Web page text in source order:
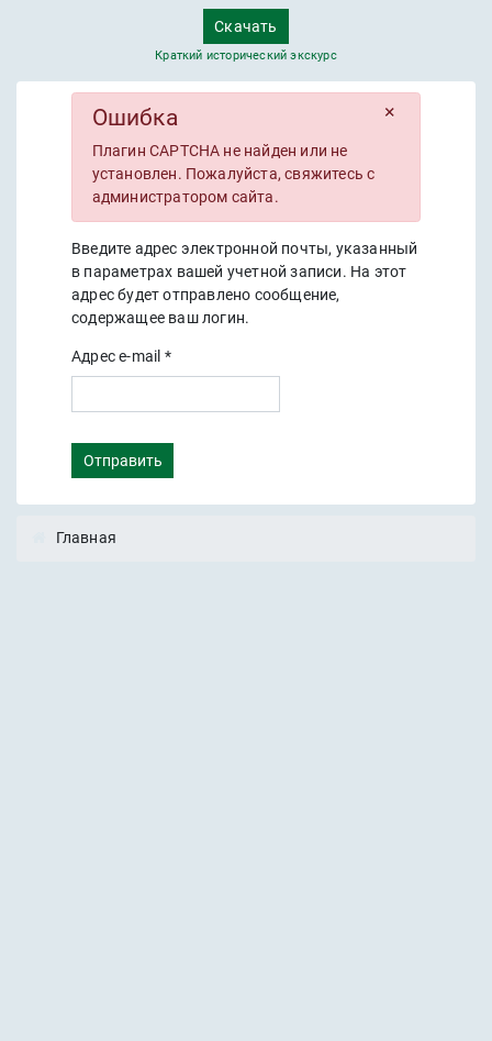
Скачать
Краткий исторический экскурс
×
Ошибка
Плагин CAPTCHA не найден или не
установлен. Пожалуйста, свяжитесь с
администратором сайта.
Введите адрес электронной почты, указанный
в параметрах вашей учетной записи. На этот
адрес будет отправлено сообщение,
содержащее ваш логин.
Адрес e-mail *
Отправить
Главная